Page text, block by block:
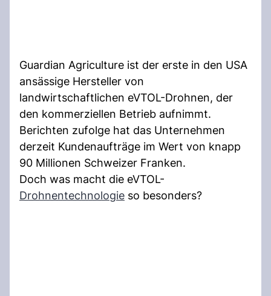
Guardian Agriculture ist der erste in den USA
ansässige Hersteller von
landwirtschaftlichen eVTOL-Drohnen, der
den kommerziellen Betrieb aufnimmt.
Berichten zufolge hat das Unternehmen
derzeit Kundenaufträge im Wert von knapp
90 Millionen Schweizer Franken.
Doch was macht die eVTOL-
Drohnentechnologie so besonders?